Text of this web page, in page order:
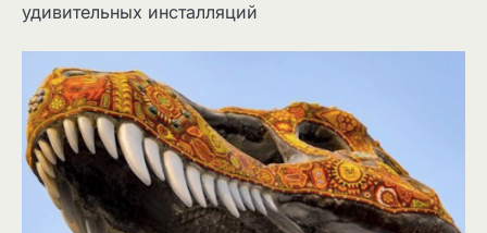
удивительных инсталляций